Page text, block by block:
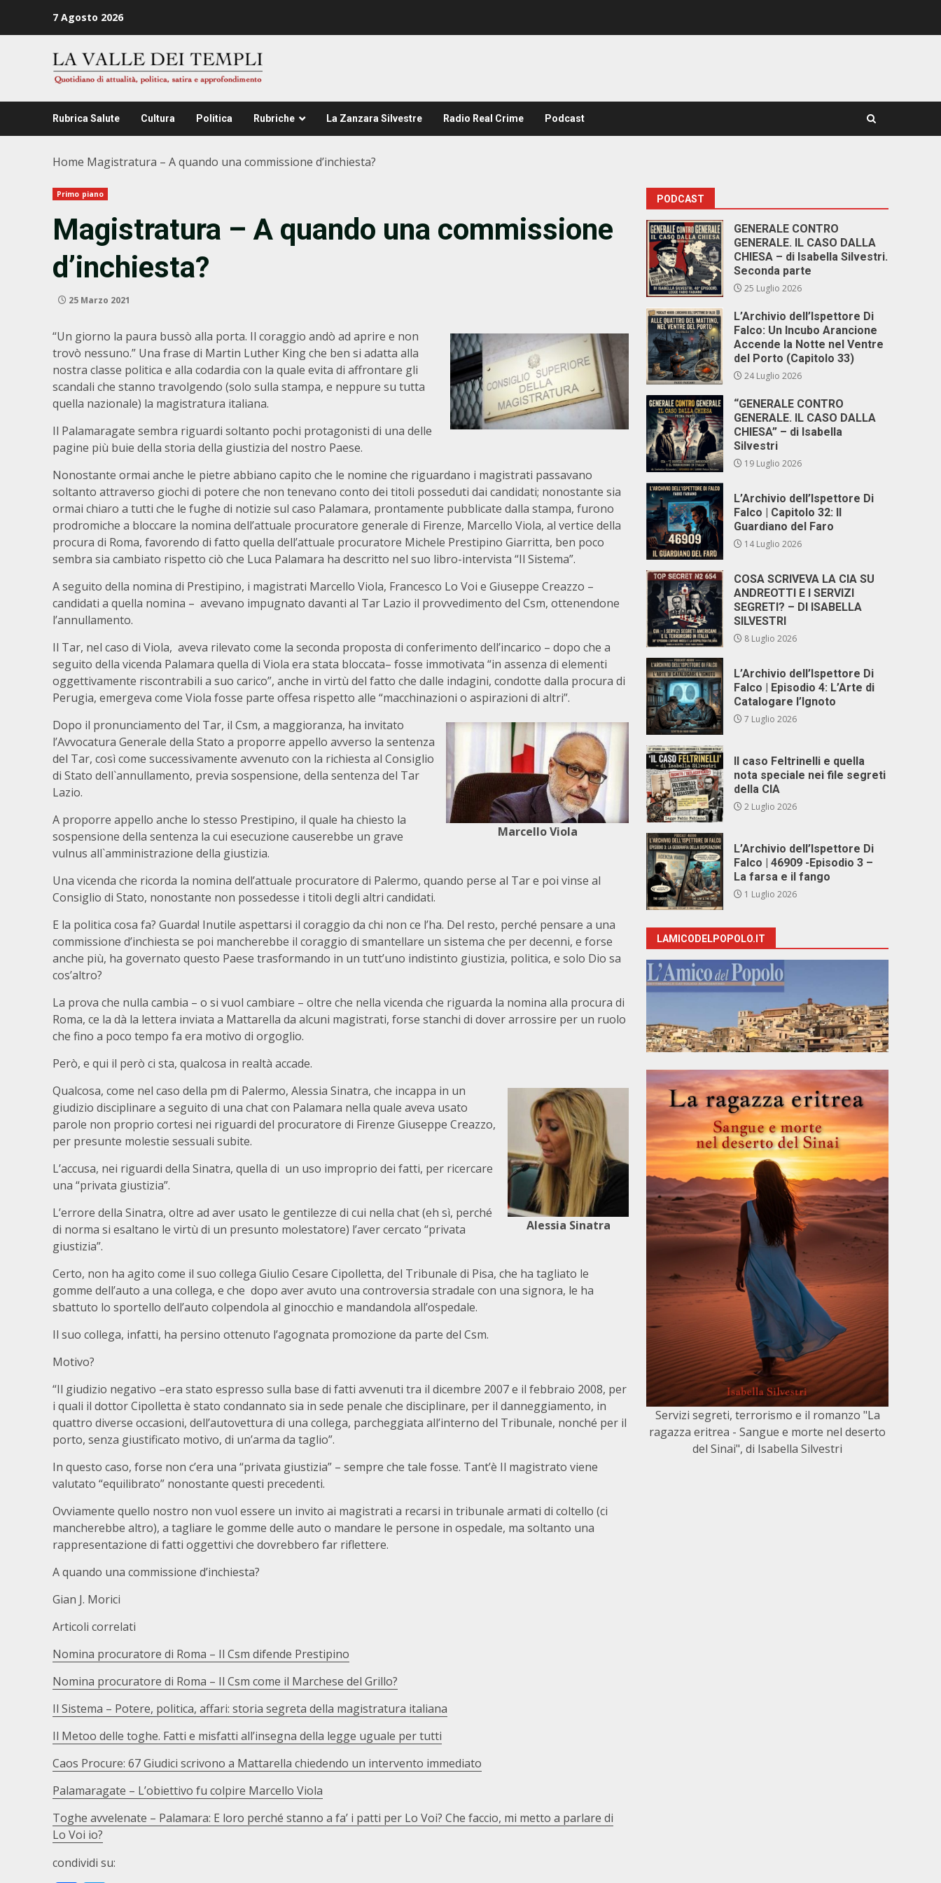
7 Agosto 2026
Rubrica Salute Cultura Politica Rubriche La Zanzara Silvestre Radio Real Crime Podcast
Home Magistratura – A quando una commissione d’inchiesta?
Primo piano
Magistratura – A quando una commissione
d’inchiesta?
25 Marzo 2021
“Un giorno la paura bussò alla porta. Il coraggio andò ad aprire e non
trovò nessuno.” Una frase di Martin Luther King che ben si adatta alla
nostra classe politica e alla codardia con la quale evita di affrontare gli
scandali che stanno travolgendo (solo sulla stampa, e neppure su tutta
quella nazionale) la magistratura italiana.
Il Palamaragate sembra riguardi soltanto pochi protagonisti di una delle
pagine più buie della storia della giustizia del nostro Paese.
Nonostante ormai anche le pietre abbiano capito che le nomine che riguardano i magistrati passavano
soltanto attraverso giochi di potere che non tenevano conto dei titoli posseduti dai candidati; nonostante sia
ormai chiaro a tutti che le fughe di notizie sul caso Palamara, prontamente pubblicate dalla stampa, furono
prodromiche a bloccare la nomina dell’attuale procuratore generale di Firenze, Marcello Viola, al vertice della
procura di Roma, favorendo di fatto quella dell’attuale procuratore Michele Prestipino Giarritta, ben poco
sembra sia cambiato rispetto ciò che Luca Palamara ha descritto nel suo libro-intervista “Il Sistema”.
A seguito della nomina di Prestipino, i magistrati Marcello Viola, Francesco Lo Voi e Giuseppe Creazzo –
candidati a quella nomina – avevano impugnato davanti al Tar Lazio il provvedimento del Csm, ottenendone
l’annullamento.
Il Tar, nel caso di Viola, aveva rilevato come la seconda proposta di conferimento dell’incarico – dopo che a
seguito della vicenda Palamara quella di Viola era stata bloccata– fosse immotivata “in assenza di elementi
oggettivamente riscontrabili a suo carico”, anche in virtù del fatto che dalle indagini, condotte dalla procura di
Perugia, emergeva come Viola fosse parte offesa rispetto alle “macchinazioni o aspirazioni di altri”.
Marcello Viola
Dopo il pronunciamento del Tar, il Csm, a maggioranza, ha invitato
l’Avvocatura Generale della Stato a proporre appello avverso la sentenza
del Tar, così come successivamente avvenuto con la richiesta al Consiglio
di Stato dell`annullamento, previa sospensione, della sentenza del Tar
Lazio.
A proporre appello anche lo stesso Prestipino, il quale ha chiesto la
sospensione della sentenza la cui esecuzione causerebbe un grave
vulnus all`amministrazione della giustizia.
Una vicenda che ricorda la nomina dell’attuale procuratore di Palermo, quando perse al Tar e poi vinse al
Consiglio di Stato, nonostante non possedesse i titoli degli altri candidati.
E la politica cosa fa? Guarda! Inutile aspettarsi il coraggio da chi non ce l’ha. Del resto, perché pensare a una
commissione d’inchiesta se poi mancherebbe il coraggio di smantellare un sistema che per decenni, e forse
anche più, ha governato questo Paese trasformando in un tutt’uno indistinto giustizia, politica, e solo Dio sa
cos’altro?
La prova che nulla cambia – o si vuol cambiare – oltre che nella vicenda che riguarda la nomina alla procura di
Roma, ce la dà la lettera inviata a Mattarella da alcuni magistrati, forse stanchi di dover arrossire per un ruolo
che fino a poco tempo fa era motivo di orgoglio.
Però, e qui il però ci sta, qualcosa in realtà accade.
Alessia Sinatra
Qualcosa, come nel caso della pm di Palermo, Alessia Sinatra, che incappa in un
giudizio disciplinare a seguito di una chat con Palamara nella quale aveva usato
parole non proprio cortesi nei riguardi del procuratore di Firenze Giuseppe Creazzo,
per presunte molestie sessuali subite.
L’accusa, nei riguardi della Sinatra, quella di un uso improprio dei fatti, per ricercare
una “privata giustizia”.
L’errore della Sinatra, oltre ad aver usato le gentilezze di cui nella chat (eh sì, perché
di norma si esaltano le virtù di un presunto molestatore) l’aver cercato “privata
giustizia”.
Certo, non ha agito come il suo collega Giulio Cesare Cipolletta, del Tribunale di Pisa, che ha tagliato le
gomme dell’auto a una collega, e che dopo aver avuto una controversia stradale con una signora, le ha
sbattuto lo sportello dell’auto colpendola al ginocchio e mandandola all’ospedale.
Il suo collega, infatti, ha persino ottenuto l’agognata promozione da parte del Csm.
Motivo?
“Il giudizio negativo –era stato espresso sulla base di fatti avvenuti tra il dicembre 2007 e il febbraio 2008, per
i quali il dottor Cipolletta è stato condannato sia in sede penale che disciplinare, per il danneggiamento, in
quattro diverse occasioni, dell’autovettura di una collega, parcheggiata all’interno del Tribunale, nonché per il
porto, senza giustificato motivo, di un’arma da taglio”.
In questo caso, forse non c’era una “privata giustizia” – sempre che tale fosse. Tant’è Il magistrato viene
valutato “equilibrato” nonostante questi precedenti.
Ovviamente quello nostro non vuol essere un invito ai magistrati a recarsi in tribunale armati di coltello (ci
mancherebbe altro), a tagliare le gomme delle auto o mandare le persone in ospedale, ma soltanto una
rappresentazione di fatti oggettivi che dovrebbero far riflettere.
A quando una commissione d’inchiesta?
Gian J. Morici
Articoli correlati
Nomina procuratore di Roma – Il Csm difende Prestipino
Nomina procuratore di Roma – Il Csm come il Marchese del Grillo?
Il Sistema – Potere, politica, affari: storia segreta della magistratura italiana
Il Metoo delle toghe. Fatti e misfatti all’insegna della legge uguale per tutti
Caos Procure: 67 Giudici scrivono a Mattarella chiedendo un intervento immediato
Palamaragate – L’obiettivo fu colpire Marcello Viola
Toghe avvelenate – Palamara: E loro perché stanno a fa’ i patti per Lo Voi? Che faccio, mi metto a parlare di
Lo Voi io?
condividi su:
PODCAST
GENERALE CONTRO
GENERALE. IL CASO DALLA
CHIESA – di Isabella Silvestri.
Seconda parte
25 Luglio 2026
L’Archivio dell’Ispettore Di
Falco: Un Incubo Arancione
Accende la Notte nel Ventre
del Porto (Capitolo 33)
24 Luglio 2026
“GENERALE CONTRO
GENERALE. IL CASO DALLA
CHIESA” – di Isabella
Silvestri
19 Luglio 2026
L’Archivio dell’Ispettore Di
Falco | Capitolo 32: Il
Guardiano del Faro
14 Luglio 2026
COSA SCRIVEVA LA CIA SU
ANDREOTTI E I SERVIZI
SEGRETI? – DI ISABELLA
SILVESTRI
8 Luglio 2026
L’Archivio dell’Ispettore Di
Falco | Episodio 4: L’Arte di
Catalogare l’Ignoto
7 Luglio 2026
Il caso Feltrinelli e quella
nota speciale nei file segreti
della CIA
2 Luglio 2026
L’Archivio dell’Ispettore Di
Falco | 46909 -Episodio 3 –
La farsa e il fango
1 Luglio 2026
LAMICODELPOPOLO.IT
Servizi segreti, terrorismo e il romanzo "La
ragazza eritrea - Sangue e morte nel deserto
del Sinai", di Isabella Silvestri